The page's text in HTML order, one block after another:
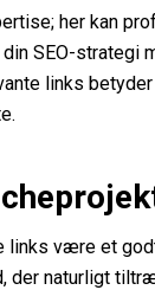
her kan
SEO-strategi
links
være et
naturligt